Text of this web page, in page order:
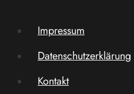
Impressum
Datenschutzerklärung
Kontakt